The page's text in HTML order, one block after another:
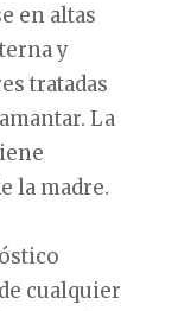
en altas
y
tratadas
La
la madre.
cualquier